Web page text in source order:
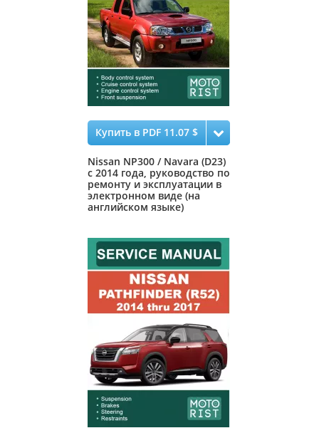
Купить в PDF 11.07 $
Nissan NP300 / Navara (D23)
с 2014 года, руководство по
ремонту и эксплуатации в
электронном виде (на
английском языке)